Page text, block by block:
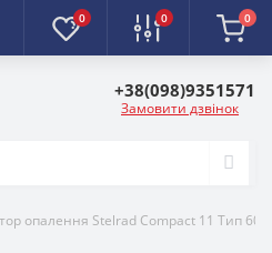
0 0 0
+38(098)9351571
Замовити дзвінок
опалення Stelrad Compact 11 Тип